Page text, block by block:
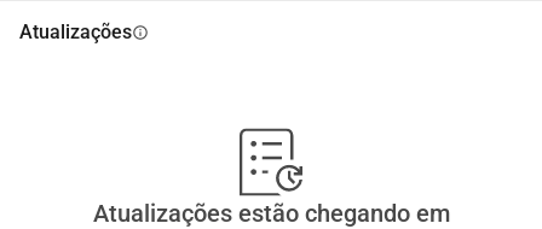
Atualizaçõesinfo
Atualizações estão chegando em